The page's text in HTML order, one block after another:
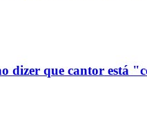
dizer que cantor está